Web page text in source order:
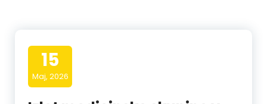
15
Maj, 2026